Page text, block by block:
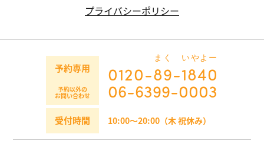
プライバシーポリシー
予約専用 0120-89
まく
-1840
いやよー
予約以外の
お問い合わせ 06-6399-0003
受付時間 10:00～20:00（木 祝休み）